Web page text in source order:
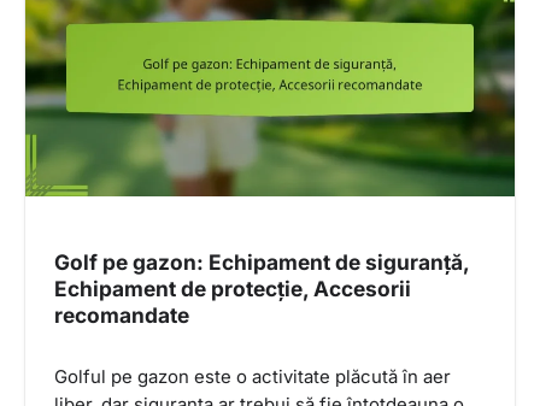
g
a
t
i
o
n
Golf pe gazon: Echipament de siguranță,
Echipament de protecție, Accesorii
recomandate
Golful pe gazon este o activitate plăcută în aer